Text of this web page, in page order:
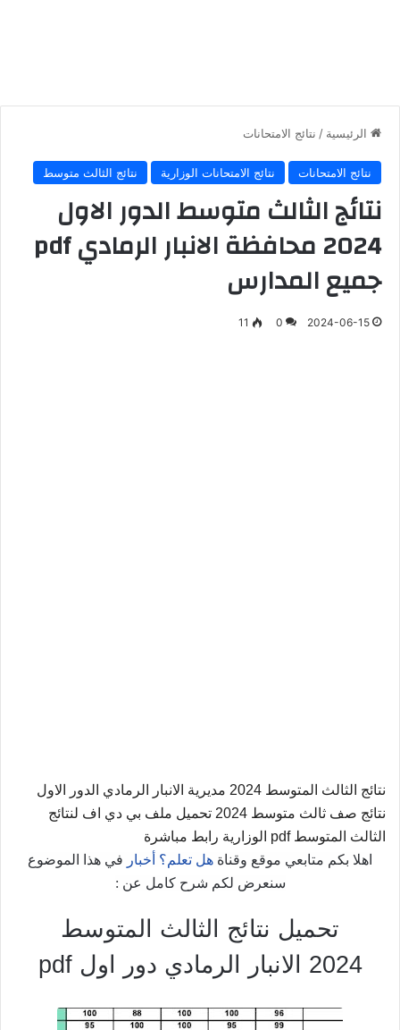
الرئيسية / نتائج الامتحانات
نتائج الامتحانات نتائج الامتحانات الوزارية نتائج الثالث متوسط
نتائج الثالث متوسط الدور الاول
2024 محافظة الانبار الرمادي pdf
جميع المدارس
2024-06-15
0
11
نتائج الثالث المتوسط 2024 مديرية الانبار الرمادي الدور الاول
نتائج صف ثالث متوسط 2024 تحميل ملف بي دي اف لنتائج
الثالث المتوسط pdf الوزارية رابط مباشرة
اهلا بكم متابعي موقع وقناة هل تعلم؟ أخبار في هذا الموضوع
سنعرض لكم شرح كامل عن :
تحميل نتائج الثالث المتوسط
2024 الانبار الرمادي دور اول pdf